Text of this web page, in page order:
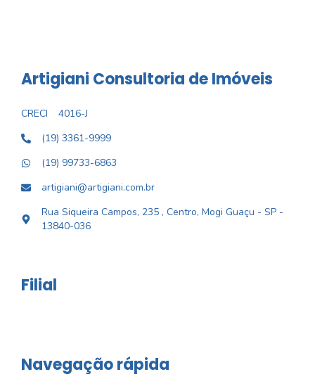
Artigiani Consultoria de Imóveis
CRECI
4016-J
(19) 3361-9999
(19) 99733-6863
artigiani@artigiani.com.br
Rua Siqueira Campos, 235 , Centro, Mogi Guaçu - SP -
13840-036
Filial
Navegação rápida